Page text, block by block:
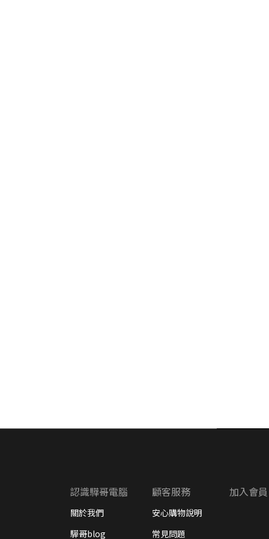
認識驊哥電腦
關於我們
驊哥blog
顧客服務
安心購物說明
常見問題
加入會員